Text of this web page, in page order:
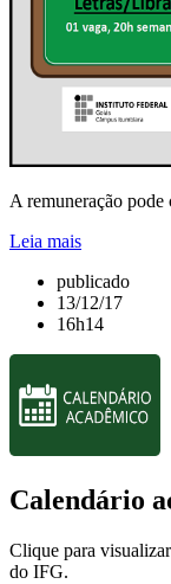
A remuneração pode
Leia mais
publicado
13/12/17
16h14
Calendário
Clique para
do IFG.